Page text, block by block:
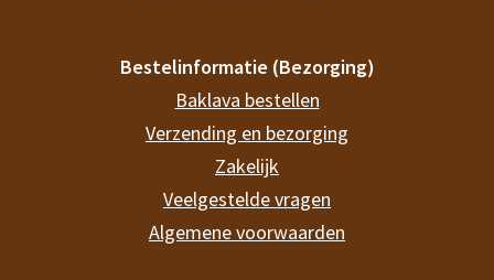
Bestelinformatie (Bezorging)
Baklava bestellen
Verzending en bezorging
Zakelijk
Veelgestelde vragen
Algemene voorwaarden